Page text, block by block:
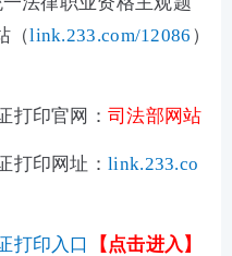
（link.233.com/12086 ）
打印官网：司法部网站
打印网址：link.233.co
打印入口 【点击进入】